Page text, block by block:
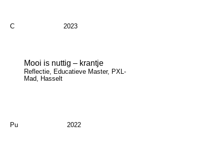
C 2023
Mooi is nuttig – krantje
Reflectie, Educatieve Master, PXL-
Mad, Hasselt
Pu 2022